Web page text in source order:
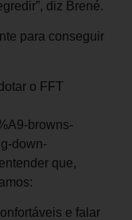
diz Brené.
para conseguir
o FFT
browns-
down-
que,
e falar